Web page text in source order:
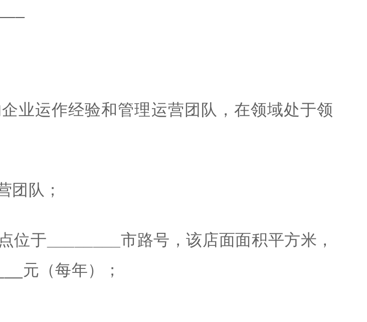
业运作经验和管理运营团队，在领域处于领
团队；
位于
市路号，该店面面积平方米，
元（每年）；